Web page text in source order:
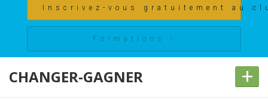
Inscrivez-vous gratuitement au
Formations !
CHANGER-GAGNER +